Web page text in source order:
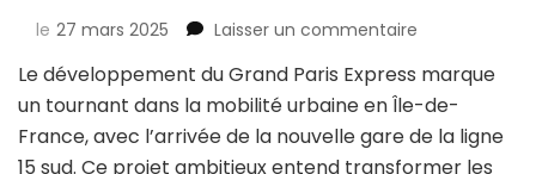
le 27 mars 2025 Laisser un commentaire
nouvelle
gare
de
Le développement du Grand Paris Express marque
un tournant dans la mobilité urbaine en Île-de-
France, avec l’arrivée de la nouvelle gare de la ligne
15 sud. Ce projet ambitieux entend transformer les